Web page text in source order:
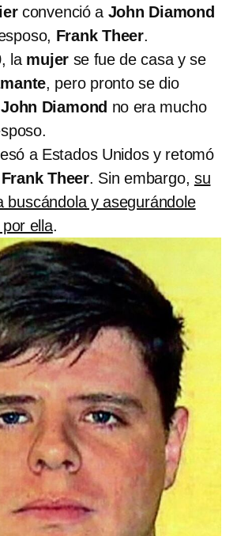
convenció a John Diamond
Frank Theer.
la mujer se fue de casa y se
, pero pronto se dio
John Diamond no era mucho
a Estados Unidos y retomó
Frank Theer. Sin embargo, su
y asegurándole
ella.